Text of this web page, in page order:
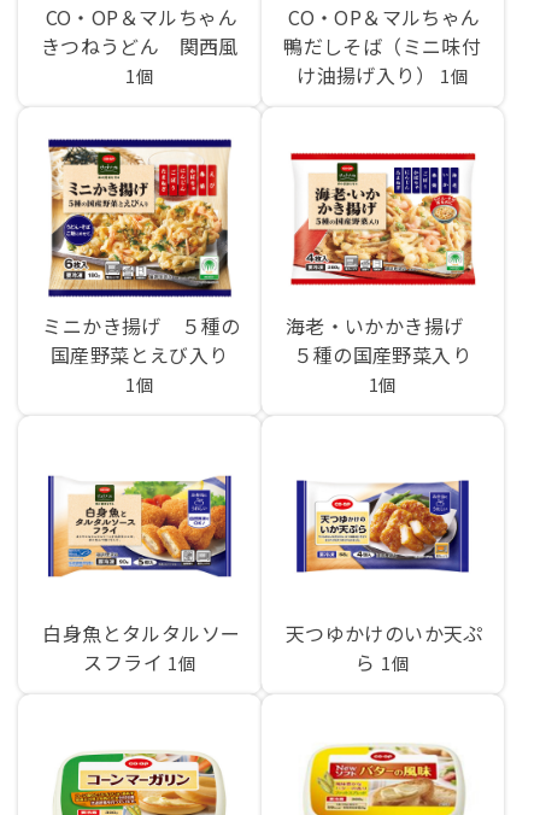
CO・OP＆マルちゃん
きつねうどん 関西風
1個
CO・OP＆マルちゃん
鴨だしそば（ミニ味付
け油揚げ入り） 1個
ミニかき揚げ ５種の
国産野菜とえび入り
1個
海老・いかかき揚げ
５種の国産野菜入り
1個
白身魚とタルタルソー
スフライ 1個
天つゆかけのいか天ぷ
ら 1個